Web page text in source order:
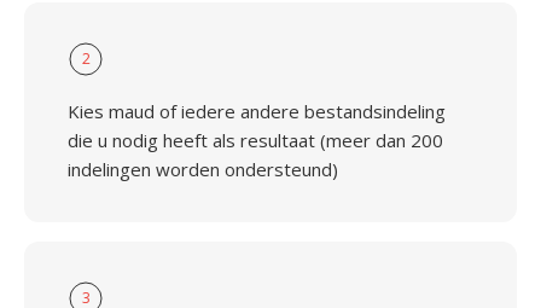
2
Kies maud of iedere andere bestandsindeling
die u nodig heeft als resultaat (meer dan 200
indelingen worden ondersteund)
3